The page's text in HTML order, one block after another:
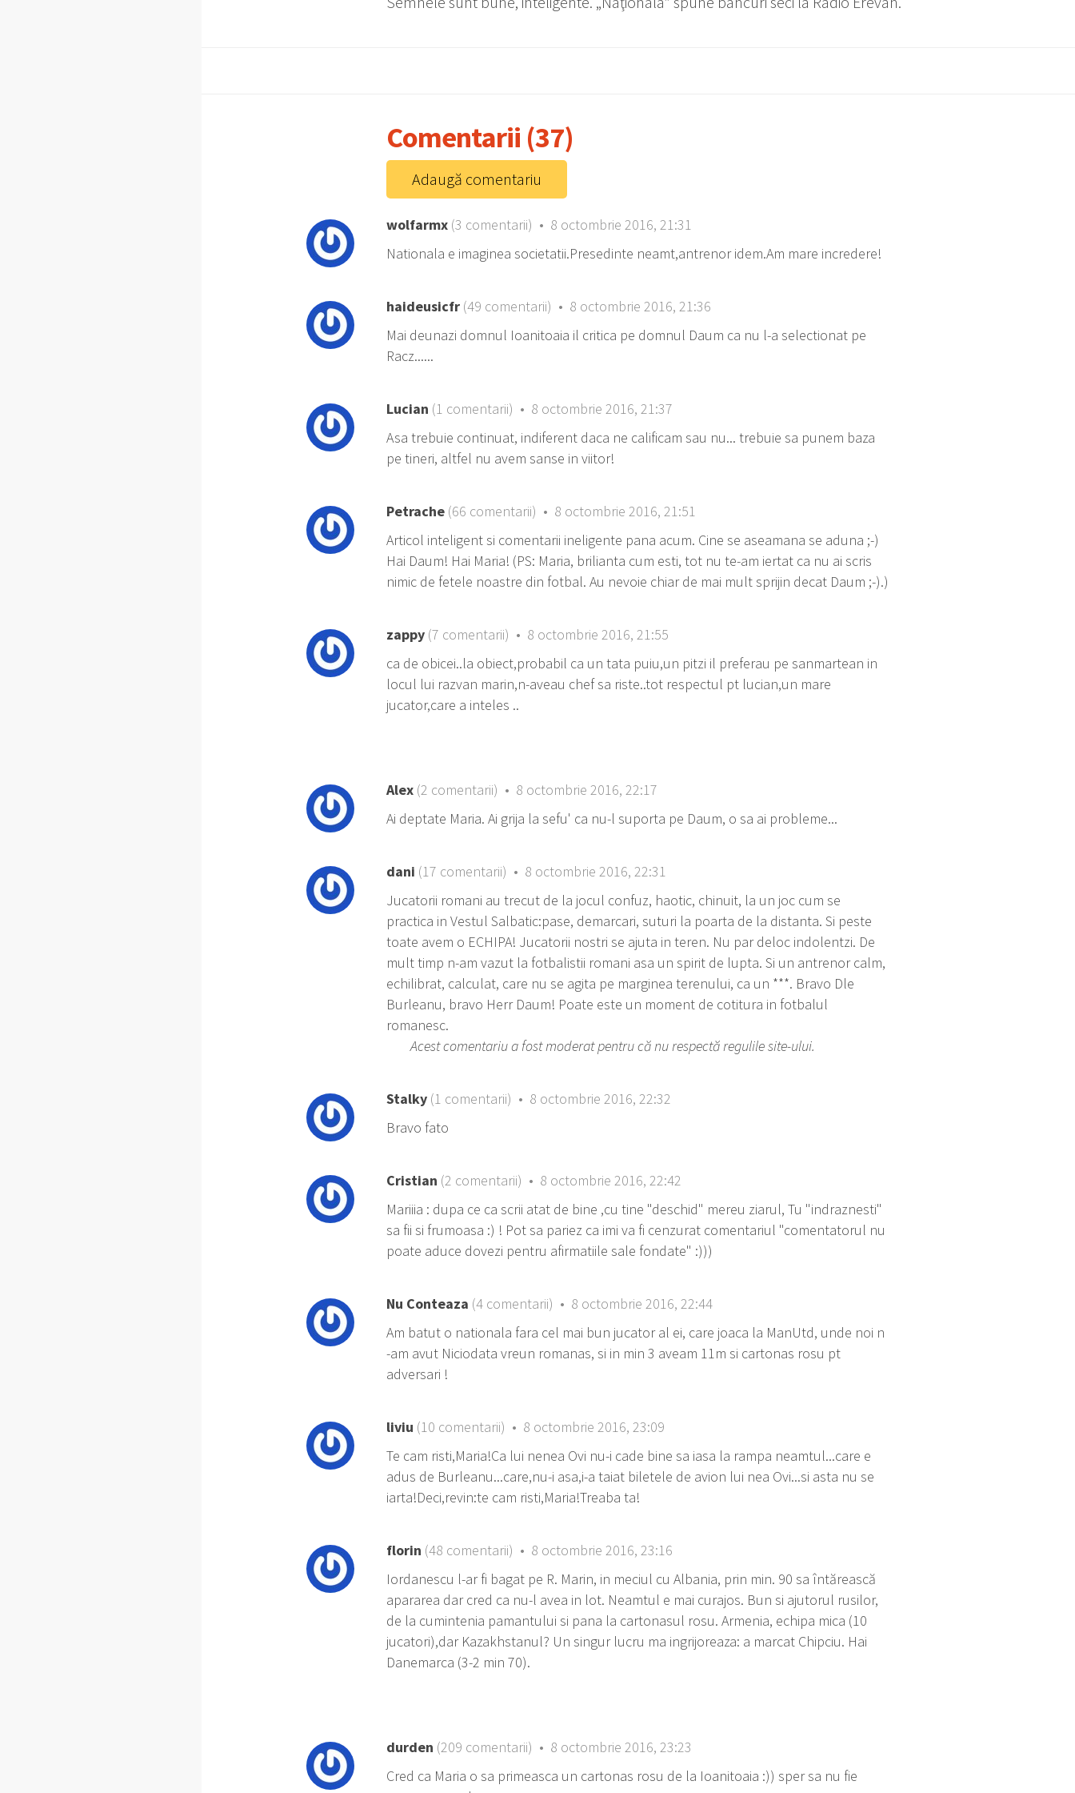
Comentarii (37)
Adaugă comentariu
wolfarmx (3 comentarii) • 8 octombrie 2016, 21:31
Nationala e imaginea societatii.Presedinte neamt,antrenor idem.Am mare incredere!
haideusicfr (49 comentarii) • 8 octombrie 2016, 21:36
Mai deunazi domnul Ioanitoaia il critica pe domnul Daum ca nu l-a selectionat pe
Racz......
Lucian (1 comentarii) • 8 octombrie 2016, 21:37
Asa trebuie continuat, indiferent daca ne calificam sau nu... trebuie sa punem baza
pe tineri, altfel nu avem sanse in viitor!
Petrache (66 comentarii) • 8 octombrie 2016, 21:51
Articol inteligent si comentarii ineligente pana acum. Cine se aseamana se aduna ;-)
Hai Daum! Hai Maria! (PS: Maria, brilianta cum esti, tot nu te-am iertat ca nu ai scris
nimic de fetele noastre din fotbal. Au nevoie chiar de mai mult sprijin decat Daum ;-).)
zappy (7 comentarii) • 8 octombrie 2016, 21:55
ca de obicei..la obiect,probabil ca un tata puiu,un pitzi il preferau pe sanmartean in
locul lui razvan marin,n-aveau chef sa riste..tot respectul pt lucian,un mare
jucator,care a inteles ..
Alex (2 comentarii) • 8 octombrie 2016, 22:17
Ai deptate Maria. Ai grija la sefu' ca nu-l suporta pe Daum, o sa ai probleme...
dani (17 comentarii) • 8 octombrie 2016, 22:31
Jucatorii romani au trecut de la jocul confuz, haotic, chinuit, la un joc cum se
practica in Vestul Salbatic:pase, demarcari, suturi la poarta de la distanta. Si peste
toate avem o ECHIPA! Jucatorii nostri se ajuta in teren. Nu par deloc indolentzi. De
mult timp n-am vazut la fotbalistii romani asa un spirit de lupta. Si un antrenor calm,
echilibrat, calculat, care nu se agita pe marginea terenului, ca un ***. Bravo Dle
Burleanu, bravo Herr Daum! Poate este un moment de cotitura in fotbalul
romanesc.
Acest comentariu a fost moderat pentru că nu respectă regulile site-ului.
Stalky (1 comentarii) • 8 octombrie 2016, 22:32
Bravo fato
Cristian (2 comentarii) • 8 octombrie 2016, 22:42
Mariiia : dupa ce ca scrii atat de bine ,cu tine "deschid" mereu ziarul, Tu "indraznesti"
sa fii si frumoasa :) ! Pot sa pariez ca imi va fi cenzurat comentariul "comentatorul nu
poate aduce dovezi pentru afirmatiile sale fondate" :)))
Nu Conteaza (4 comentarii) • 8 octombrie 2016, 22:44
Am batut o nationala fara cel mai bun jucator al ei, care joaca la ManUtd, unde noi n
-am avut Niciodata vreun romanas, si in min 3 aveam 11m si cartonas rosu pt
adversari !
liviu (10 comentarii) • 8 octombrie 2016, 23:09
Te cam risti,Maria!Ca lui nenea Ovi nu-i cade bine sa iasa la rampa neamtul...care e
adus de Burleanu...care,nu-i asa,i-a taiat biletele de avion lui nea Ovi...si asta nu se
iarta!Deci,revin:te cam risti,Maria!Treaba ta!
florin (48 comentarii) • 8 octombrie 2016, 23:16
Iordanescu l-ar fi bagat pe R. Marin, in meciul cu Albania, prin min. 90 sa întărească
apararea dar cred ca nu-l avea in lot. Neamtul e mai curajos. Bun si ajutorul rusilor,
de la cumintenia pamantului si pana la cartonasul rosu. Armenia, echipa mica (10
jucatori),dar Kazakhstanul? Un singur lucru ma ingrijoreaza: a marcat Chipciu. Hai
Danemarca (3-2 min 70).
durden (209 comentarii) • 8 octombrie 2016, 23:23
Cred ca Maria o sa primeasca un cartonas rosu de la Ioanitoaia :)) sper sa nu fie